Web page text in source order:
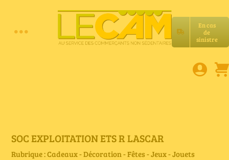
En cas
de
sinistre
Toggle
E-book
SOC EXPLOITATION ETS R LASCAR
Rubrique : Cadeaux - Décoration - Fêtes - Jeux - Jouets